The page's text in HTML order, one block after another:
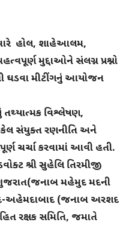
હોલ, શાહેઆલમ,
મુદ્દાઓને સંલગ્ન પ્રશ્નો
ઘડવા મીટીંગનું આયોજન
તથ્યાત્મક વિશ્લેષણ,
સંયુક્ત રણનીતિ અને
ચર્ચા કરવામાં આવી હતી.
શ્રી સુહેલિ તિરમીજી
મહેમુદ મદની
અહેમદાબાદ (જનાબ અરશદ
રક્ષક સમિતિ, જમાતે